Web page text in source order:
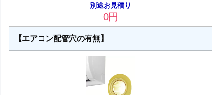
別途お見積り
0円
【エアコン配管穴の有無】